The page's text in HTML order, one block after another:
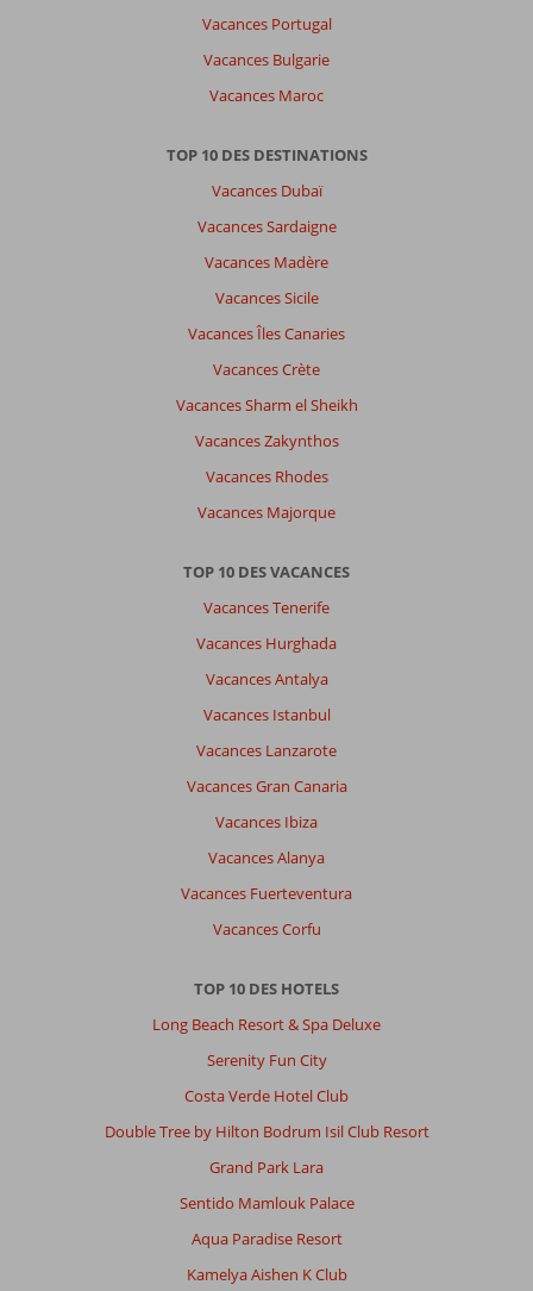
Vacances Portugal
Vacances Bulgarie
Vacances Maroc
TOP 10 DES DESTINATIONS
Vacances Dubaï
Vacances Sardaigne
Vacances Madère
Vacances Sicile
Vacances Îles Canaries
Vacances Crète
Vacances Sharm el Sheikh
Vacances Zakynthos
Vacances Rhodes
Vacances Majorque
TOP 10 DES VACANCES
Vacances Tenerife
Vacances Hurghada
Vacances Antalya
Vacances Istanbul
Vacances Lanzarote
Vacances Gran Canaria
Vacances Ibiza
Vacances Alanya
Vacances Fuerteventura
Vacances Corfu
TOP 10 DES HOTELS
Long Beach Resort & Spa Deluxe
Serenity Fun City
Costa Verde Hotel Club
Double Tree by Hilton Bodrum Isil Club Resort
Grand Park Lara
Sentido Mamlouk Palace
Aqua Paradise Resort
Kamelya Aishen K Club